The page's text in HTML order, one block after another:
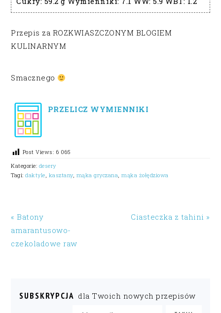
Przepis za ROZKWIASZCZONYM BLOGIEM
KULINARNYM
Smacznego
PRZELICZ WYMIENNIKI
Post Views: 6 065
Kategorie: desery
Tagi:daktyle kasztany, mąka gryczana ,mąka żołędziowa
« Batony
amarantusowo-
czekoladowe raw
Ciasteczka z tahini »
SUBSKRYPCJA dla Twoich nowych przepisów